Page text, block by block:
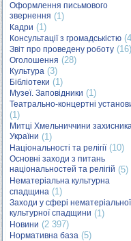
Оформлення письмового
звернення (1)
Кадри (1)
Консультації з громадськістю
Звіт про проведену роботу (16)
Оголошення (28)
Культура (3)
Бібліотеки (1)
Музеї. Заповідники (1)
Театрально-концертні
(1)
Митці Хмельниччини
України (1)
Національності та релігії(10)
Основні заходи з питань
національностей та релігій (5)
Нематеріальна культурна
спадщина (1)
Заходи у сфері нематеріальної
культурної спадщини (1)
Новини (2 397)
Нормативна база (5)